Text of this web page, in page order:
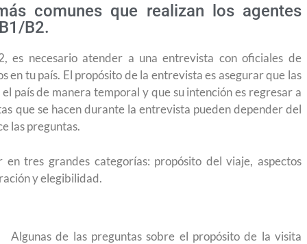
comunes que realizan los agentes
B2.
es necesario atender a una entrevista con oficiales de
en tu país. El propósito de la entrevista es asegurar que las
país de manera temporal y que su intención es regresar a
que se hacen durante la entrevista pueden depender del
las preguntas.
tres grandes categorías: propósito del viaje, aspectos
y elegibilidad.
Algunas de las preguntas sobre el propósito de la visita